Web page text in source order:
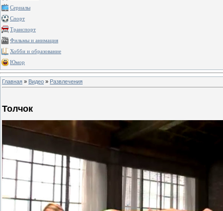
Сериалы
Спорт
Транспорт
Фильмы и анимация
Хобби и образование
Юмор
Главная » Видео » Развлечения
Толчок